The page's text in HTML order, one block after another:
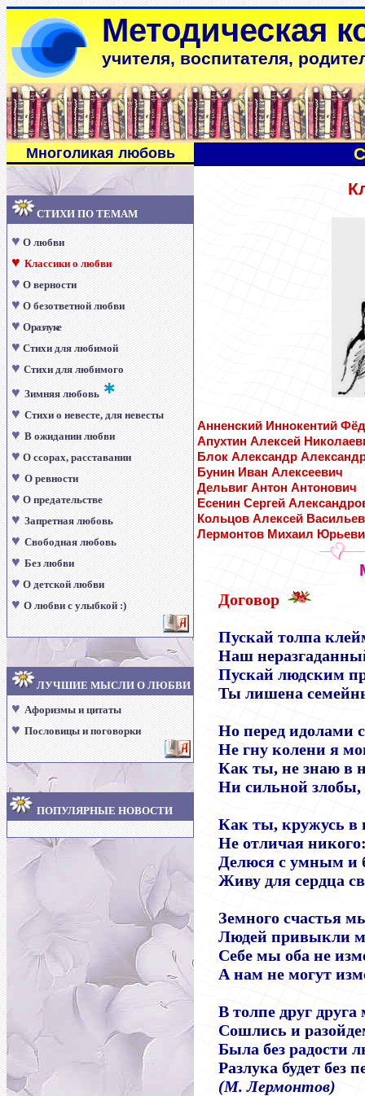
Методическая
учителя, воспитателя,
Многоликая любовь
СТИХИ ПО ТЕМАМ
♥ О любви
♥ Классики о любви
♥ О верности
♥ О безответной любви
♥ О разлуке
♥ Стихи для любимой
♥ Стихи для любимого
♥ Зимняя любовь
♥ Стихи о невесте, для невесты
♥ В ожидании любви
♥ О ссорах, расставании
♥ О ревности
♥ О предательстве
♥ Запретная любовь
♥ Свободная любовь
♥ Без любви
♥ О детской любви
♥ О любви с улыбкой :)
ЛУЧШИЕ МЫСЛИ О ЛЮБВИ
♥ Афоризмы и цитаты
♥ Пословицы и поговорки
ПОПУЛЯРНЫЕ НОВОСТИ
Анненский Иннокентий
Апухтин Алексей
Блок Александр
Бунин Иван Алексеевич
Дельвиг Антон Антонович
Есенин Сергей
Кольцов Алексей
Лермонтов Михаил
Договор
Пускай толпа
Наш
Пускай людским
Ты лишена
Но перед идолами
Не гну колени я
Как ты, не знаю в
Ни сильной
Как ты, кружусь в
Не отличая
Делюся с умным и
Живу для сердца
Земного счастья
Людей привыкли
Себе мы оба не
А нам не могут
В толпе друг
Сошлись и
Была без радости
Разлука будет без
(М. Лермонтов)